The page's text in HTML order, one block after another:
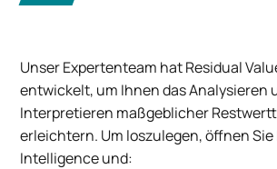
Unser Expertenteam hat Residual
entwickelt, um Ihnen das Analysieren
Interpretieren maßgeblicher
erleichtern. Um loszulegen, öffnen Sie
Intelligence und: